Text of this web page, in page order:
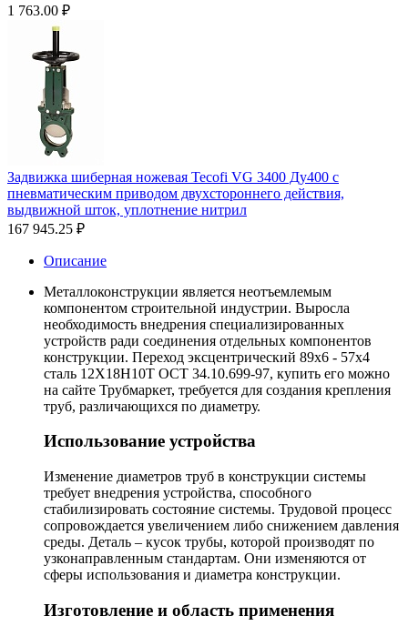
1 763.00 ₽
Задвижка шиберная ножевая Tecofi VG 3400 Ду400 с
пневматическим приводом двухстороннего действия,
выдвижной шток, уплотнение нитрил
167 945.25 ₽
Описание
Металлоконструкции является неотъемлемым
компонентом строительной индустрии. Выросла
необходимость внедрения специализированных
устройств ради соединения отдельных компонентов
конструкции. Переход эксцентрический 89х6 - 57х4
сталь 12Х18Н10Т ОСТ 34.10.699-97, купить его можно
на сайте Трубмаркет, требуется для создания крепления
труб, различающихся по диаметру.
Использование устройства
Изменение диаметров труб в конструкции системы
требует внедрения устройства, способного
стабилизировать состояние системы. Трудовой процесс
сопровождается увеличением либо снижением давления
среды. Деталь – кусок трубы, которой производят по
узконаправленным стандартам. Они изменяются от
сферы использования и диаметра конструкции.
Изготовление и область применения